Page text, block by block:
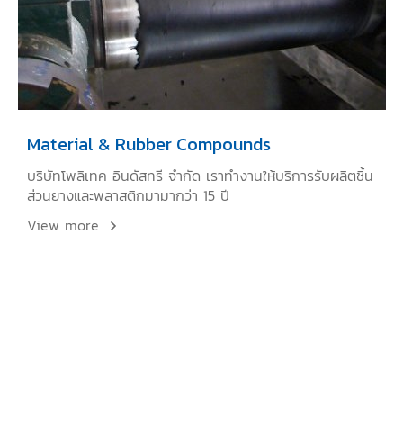
Material & Rubber Compounds
บริษัทโพลิเทค อินดัสทรี จำกัด เราทำงานให้บริการรับผลิตชิ้น
ส่วนยางและพลาสติกมามากว่า 15 ปี
View more